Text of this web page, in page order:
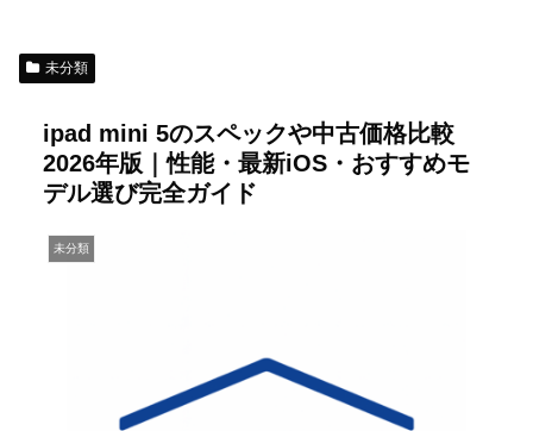
未分類
ipad mini 5のスペックや中古価格比較
2026年版｜性能・最新iOS・おすすめモ
デル選び完全ガイド
未分類